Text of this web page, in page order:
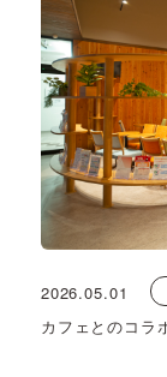
2026.05.01
カフェとのコラ